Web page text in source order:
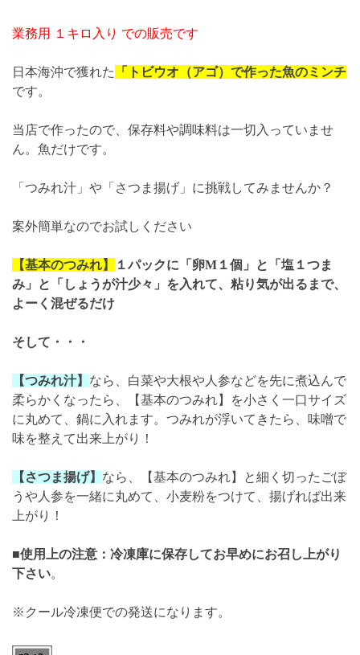
業務用 １キロ入り での販売です
日本海沖で獲れた
「トビウオ（アゴ）で作った魚のミンチ
です。
当店で作ったので、保存料や調味料は一切入っていませ
ん。魚だけです。
「つみれ汁」や「さつま揚げ」に挑戦してみませんか？
案外簡単なのでお試しください
【基本のつみれ】
１パックに「卵M１個」と「塩１つま
み」と「しょうが汁少々」を入れて、粘り気が出るまで、
よーく混ぜるだけ
そして・・・
【つみれ汁】 なら、白菜や大根や人参などを先に煮込んで
柔らかくなったら、【基本のつみれ】を小さく一口サイズ
に丸めて、鍋に入れます。つみれが浮いてきたら、味噌で
味を整えて出来上がり！
【さつま揚げ】 なら、【基本のつみれ】と細く切ったごぼ
うや人参を一緒に丸めて、小麦粉をつけて、揚げれば出来
上がり！
■使用上の注意：冷凍庫に保存してお早めにお召し上がり
下さい。
※クール冷凍便での発送になります。